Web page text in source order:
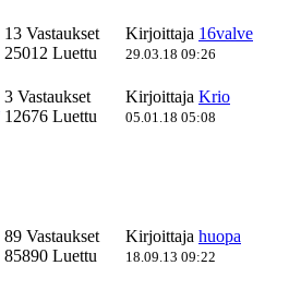
13 Vastaukset
25012 Luettu
Kirjoittaja 16valve
29.03.18 09:26
3 Vastaukset
12676 Luettu
Kirjoittaja Krio
05.01.18 05:08
89 Vastaukset
85890 Luettu
Kirjoittaja huopa
18.09.13 09:22